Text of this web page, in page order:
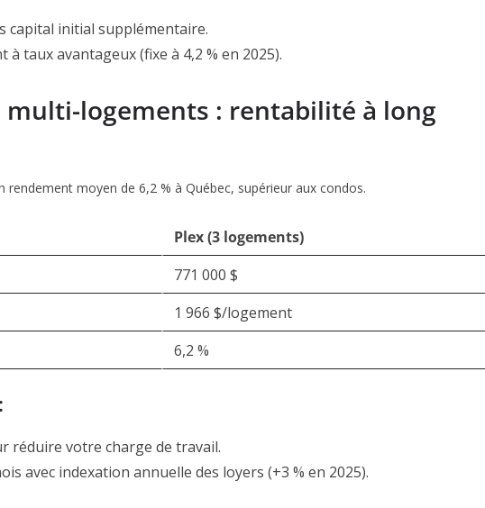
capital initial supplémentaire.
taux avantageux (fixe à 4,2 % en 2025).
multi-logements : rentabilité à long
rendement moyen de 6,2 % à Québec, supérieur aux condos.
Plex (3 logements)
771 000 $
1 966 $/logement
6,2 %
réduire votre charge de travail.
avec indexation annuelle des loyers (+3 % en 2025).